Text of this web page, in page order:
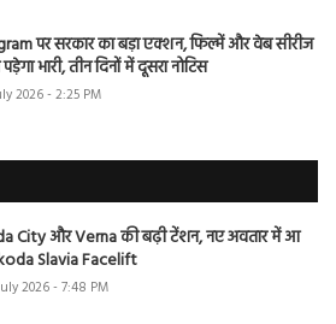
पर सरकार का बड़ा एक्शन, फिल्में और वेब सीरीज
भारी, तीन दिनों में दूसरा नोटिस
2026 - 2:25 PM
City और Verna की बढ़ी टेंशन, नए अवतार में आ
Slavia Facelift
2026 - 7:48 PM